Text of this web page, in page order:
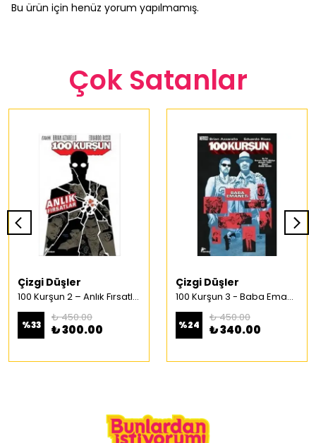
Bu ürün için henüz yorum yapılmamış.
Çok Satanlar
Çizgi Düşler
100 Kurşun 2 – Anlık Fırsatlar Türkçe Çizgi Roman
%33
₺ 450.00
₺ 300.00
Çizgi Düşler
100 Kurşun 3 - Baba Emaneti Türkçe Çizgi Roman
%24
₺ 450.00
₺ 340.00